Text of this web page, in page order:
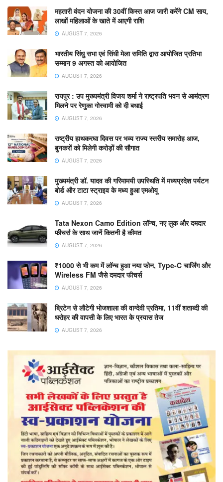
महतारी वंदन योजना की 30वीं किस्त आज जारी करेंगे CM साय,
लाखों महिलाओं के खाते में आएगी राशि
AUGUST 7, 2026
भारतीय सिंधु सभा एवं सिंधी मेला समिति द्वारा आयोजित प्रतिभा
सम्मान 9 अगस्त को आयोजित
AUGUST 7, 2026
रायपुर : उप मुख्यमंत्री विजय शर्मा ने राष्ट्रपति भवन से आमंत्रण
मिलने पर रेणुका गोस्वामी को दी बधाई
AUGUST 7, 2026
राष्ट्रीय हाथकरघा दिवस पर भव्य राज्य स्तरीय समारोह आज,
बुनकरों को मिलेगी करोड़ों की सौगात
AUGUST 7, 2026
मुख्यमंत्री डॉ. यादव की गरिमामयी उपस्थिति में मध्यप्रदेश पर्यटन
बोर्ड और टाटा स्ट्राइव के मध्य हुआ एमओयू
AUGUST 7, 2026
Tata Nexon Camo Edition लॉन्च, नए लुक और दमदार
फीचर्स के साथ जानें कितनी है कीमत
AUGUST 7, 2026
₹1000 से भी कम में लॉन्च हुआ नया फोन, Type-C चार्जिंग और
Wireless FM जैसे दमदार फीचर्स
AUGUST 7, 2026
ब्रिटेन से लौटेगी भोजशाला की वाग्देवी प्रतिमा, 11वीं शताब्दी की
धरोहर की वापसी के लिए भारत के प्रयास तेज
AUGUST 7, 2026